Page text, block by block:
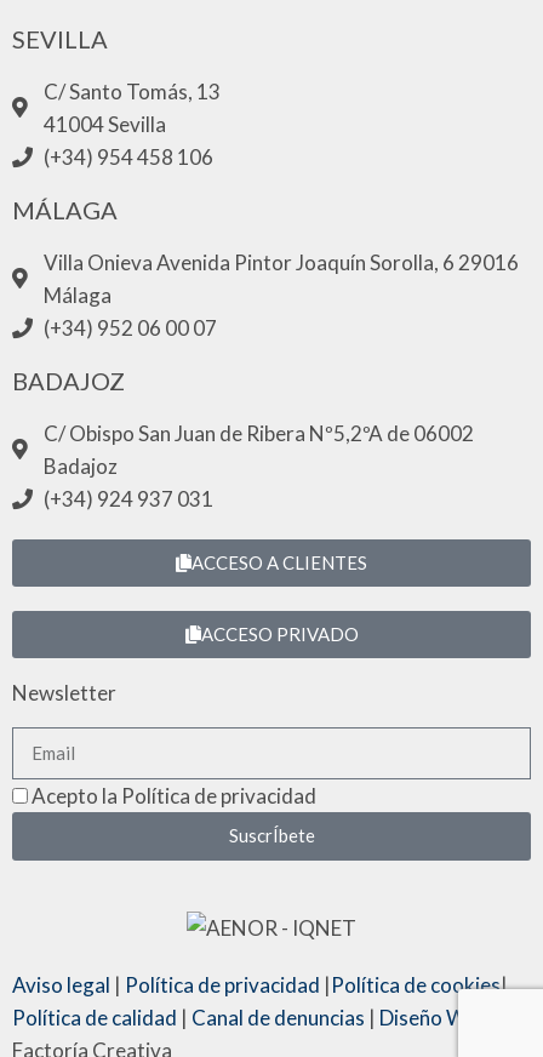
SEVILLA
C/ Santo Tomás, 13
41004 Sevilla
(+34) 954 458 106
MÁLAGA
Villa Onieva Avenida Pintor Joaquín Sorolla, 6 29016
Málaga
(+34) 952 06 00 07
BADAJOZ
C/ Obispo San Juan de Ribera Nº5,2ºA de 06002
Badajoz
(+34) 924 937 031
ACCESO A CLIENTES
ACCESO PRIVADO
Newsletter
Acepto la Política de privacidad
SuscrÍbete
Aviso legal | Política de privacidad |Política de cookies|
Política de calidad | Canal de denuncias | Diseño Web
Factoría Creativa